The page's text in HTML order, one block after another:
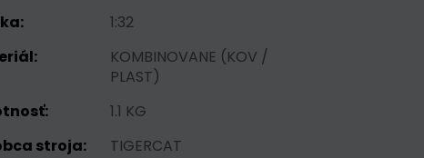
1:32
KOMBINOVANE (KOV /
PLAST)
1.1 KG
stroja:
TIGERCAT